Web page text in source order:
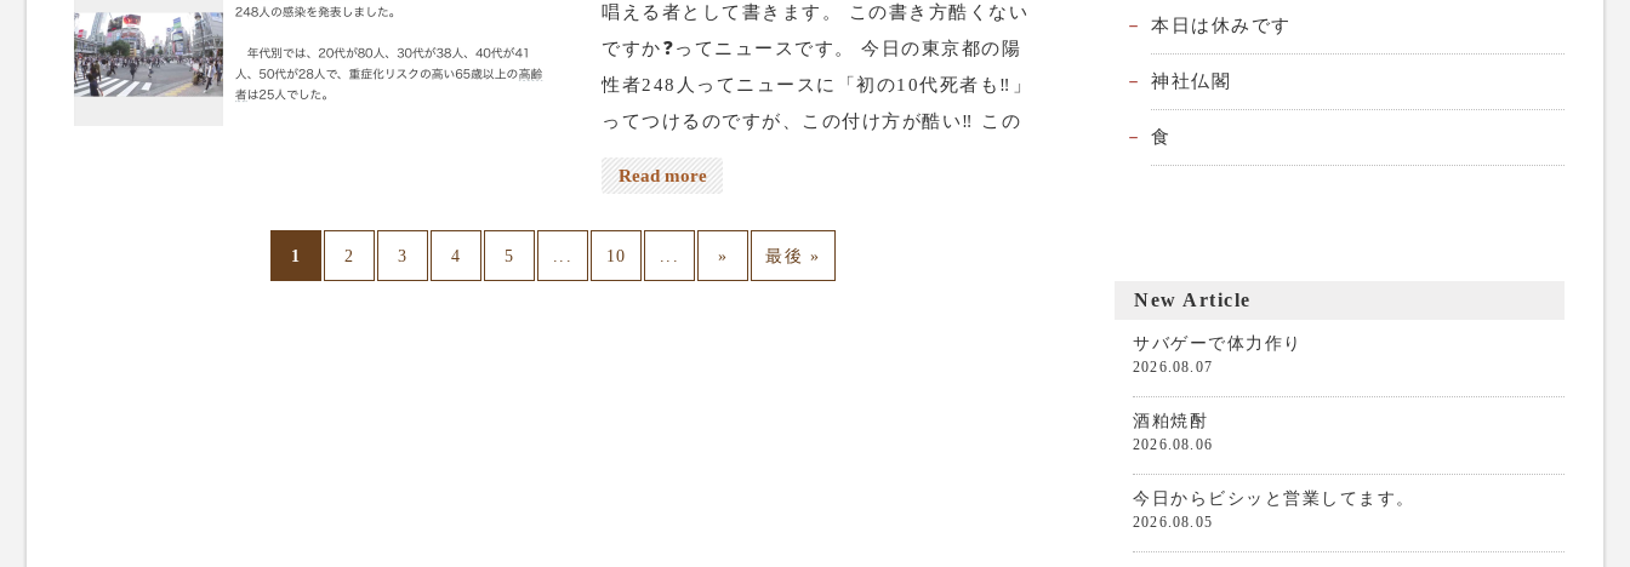
唱える者として書きます。 この書き方酷くない
ですか❓ってニュースです。 今日の東京都の陽
性者248人ってニュースに「初の10代死者も‼️」
ってつけるのですが、この付け方が酷い‼️ この
書き方だと新型コロナで10代が亡くなったと思
ってしまいます。 ニュースソースはTBSなんで
すがTBSのサイトによると、8月10日に交通事故
で亡くなって、死亡後検査したら陽性だったと
Read more
1 2 3 4 5 10 » 最後 »
本日は休みです
神社仏閣
食
New Article
サバゲーで体力作り
2026.08.07
酒粕焼酎
2026.08.06
今日からビシッと営業してます。
2026.08.05